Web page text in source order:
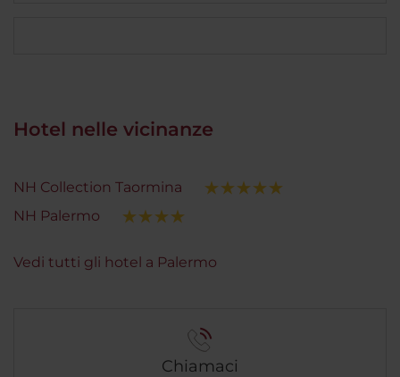
Hotel nelle vicinanze
NH Collection Taormina
NH Palermo
Vedi tutti gli hotel a Palermo
Chiamaci